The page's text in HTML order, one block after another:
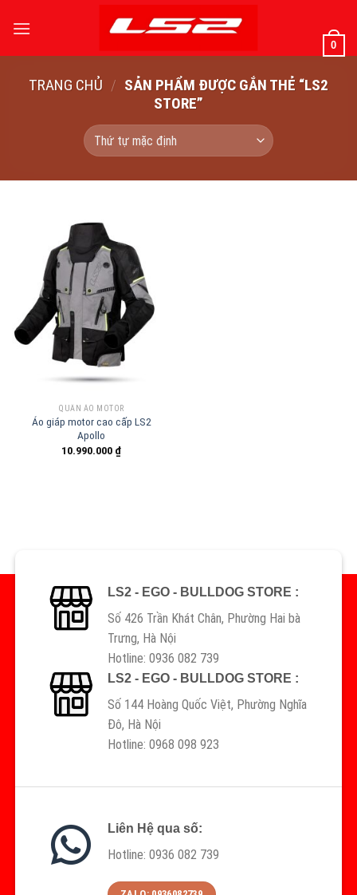
qua
0
TRANG CHỦ / SẢN PHẨM ĐƯỢC GẮN THẺ “LS2
STORE”
QUẦN ÁO MOTOR
Áo giáp motor cao cấp LS2
Apollo
10.990.000 ₫
LS2 - EGO - BULLDOG STORE :
Số 426 Trần Khát Chân, Phường Hai bà
Trưng, Hà Nội
Hotline: 0936 082 739
LS2 - EGO - BULLDOG STORE :
Số 144 Hoàng Quốc Việt, Phường Nghĩa
Đô, Hà Nội
Hotline: 0968 098 923
Liên Hệ qua số:
Hotline: 0936 082 739